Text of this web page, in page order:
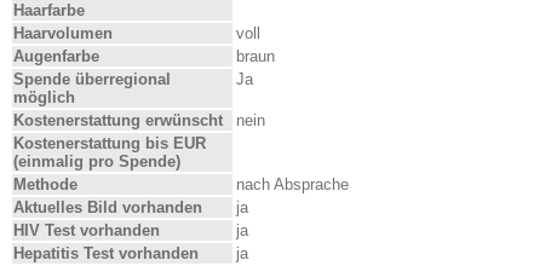
Haarfarbe
Haarvolumen
voll
Augenfarbe
braun
Spende überregional
möglich
Ja
Kostenerstattung erwünscht
nein
Kostenerstattung bis EUR
(einmalig pro Spende)
Methode
nach Absprache
Aktuelles Bild vorhanden
ja
HIV Test vorhanden
ja
Hepatitis Test vorhanden
ja